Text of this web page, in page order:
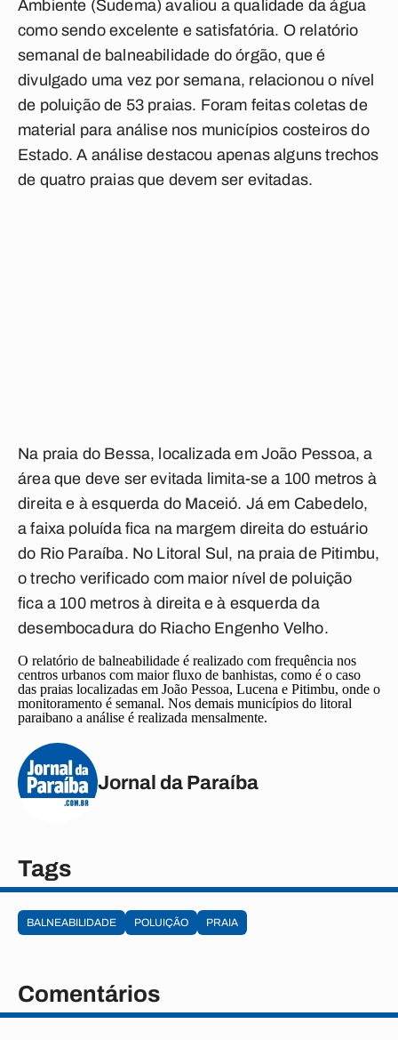
Ambiente (Sudema) avaliou a qualidade da água
como sendo excelente e satisfatória. O relatório
semanal de balneabilidade do órgão, que é
divulgado uma vez por semana, relacionou o nível
de poluição de 53 praias. Foram feitas coletas de
material para análise nos municípios costeiros do
Estado. A análise destacou apenas alguns trechos
de quatro praias que devem ser evitadas.
Na praia do Bessa, localizada em João Pessoa, a
área que deve ser evitada limita-se a 100 metros à
direita e à esquerda do Maceió. Já em Cabedelo,
a faixa poluída fica na margem direita do estuário
do Rio Paraíba. No Litoral Sul, na praia de Pitimbu,
o trecho verificado com maior nível de poluição
fica a 100 metros à direita e à esquerda da
desembocadura do Riacho Engenho Velho.
O relatório de balneabilidade é realizado com frequência nos
centros urbanos com maior fluxo de banhistas, como é o caso
das praias localizadas em João Pessoa, Lucena e Pitimbu, onde o
monitoramento é semanal. Nos demais municípios do litoral
paraibano a análise é realizada mensalmente.
Jornal da Paraíba
Tags
BALNEABILIDADE POLUIÇÃO PRAIA
Comentários